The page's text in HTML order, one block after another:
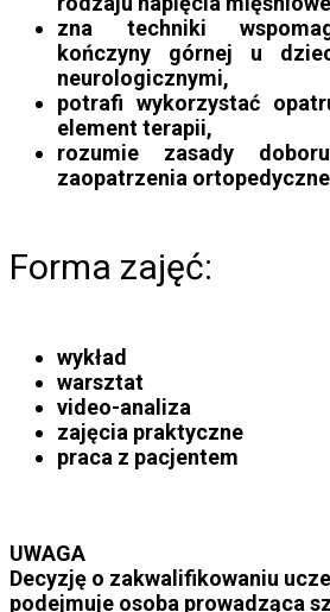
zna techniki
kończyny górnej u
neurologicznymi,
potrafi wykorzystać
element terapii,
rozumie zasady
zaopatrzenia
Forma zajęć:
wykład
warsztat
video-analiza
zajęcia praktyczne
praca z pacjentem
UWAGA
Decyzję o zakwalifikowaniu
podejmuje osoba prowadząca